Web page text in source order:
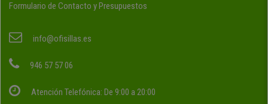
Formulario de Contacto y Presupuestos
info@ofisillas.es
946 57 57 06
Atención Telefónica: De 9:00 a 20:00